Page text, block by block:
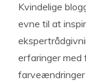
Kvindelige
evne til at
erfaringer med
farveændringer